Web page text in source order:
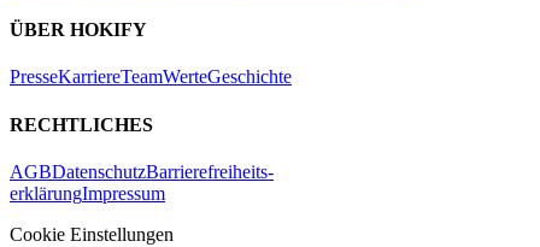
ÜBER HOKIFY
PresseKarriereTeamWerteGeschichte
RECHTLICHES
AGBDatenschutzBarrierefreiheits-
erklärungImpressum
Cookie Einstellungen